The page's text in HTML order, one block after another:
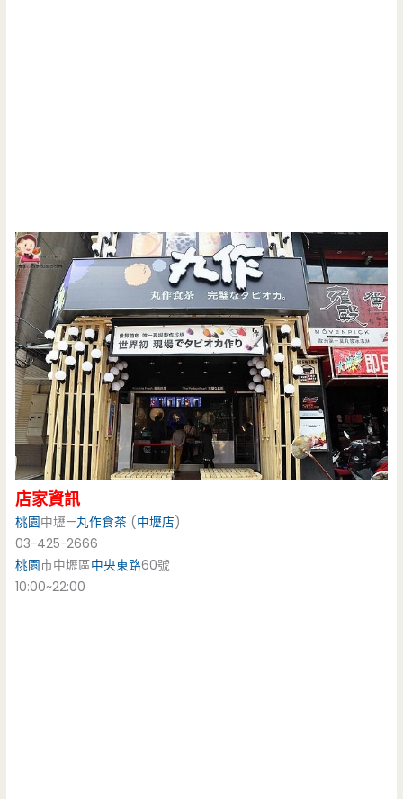
店家資訊
桃園中壢—丸作食茶 (中壢店)
03-425-2666
桃園市中壢區中央東路60號
10:00~22:00